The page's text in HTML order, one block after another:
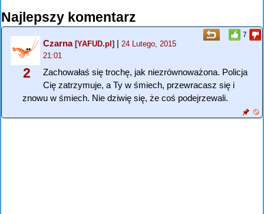
Najlepszy komentarz
7
2
Czarna[YAFUD.pl] | 24 Lutego, 2015
21:01
Zachowałaś się trochę, jak niezrównoważona. Policja
Cię zatrzymuje, a Ty w śmiech, przewracasz się i
znowu w śmiech. Nie dziwię się, że coś podejrzewali.